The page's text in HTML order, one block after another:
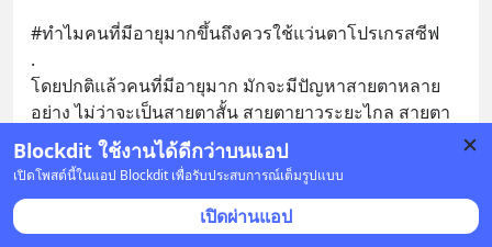
Blockdit ใช้งานได้ดีกว่าบนแอป
เปิดโพสต์นี้ในแอป Blockdit เพื่อรับประสบการณ์เต็มรูปแบบ
เปิดผ่านแอป
#ทำไมคนที่มีอายุมากขึ้นถึงควรใช้แว่นตาโปรเกรสซีฟ
.
โดยปกติแล้วคนที่มีอายุมาก มักจะมีปัญหาสายตาหลาย
อย่าง ไม่ว่าจะเป็นสายตาสั้น สายตายาวระยะไกล สายตา
ยาวร
... อ่านต่อ